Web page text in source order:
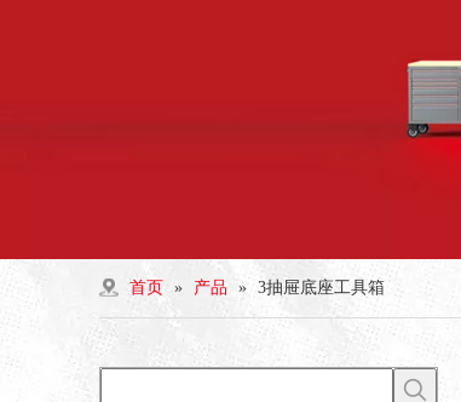
首页 » 产品 » 3抽屉底座工具箱